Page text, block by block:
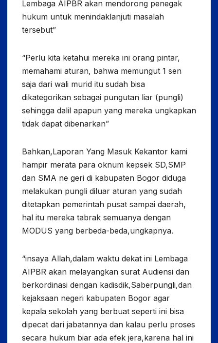
Lembaga AIPBR akan mendorong penegak
hukum untuk menindaklanjuti masalah
tersebut”
“Perlu kita ketahui mereka ini orang pintar,
memahami aturan, bahwa memungut 1 sen
saja dari wali murid itu sudah bisa
dikategorikan sebagai pungutan liar (pungli)
sehingga dalil apapun yang mereka ungkapkan
tidak dapat dibenarkan”
Bahkan,Laporan Yang Masuk Kekantor kami
hampir merata para oknum kepsek SD,SMP
dan SMA ne geri di kabupaten Bogor diduga
melakukan pungli diluar aturan yang sudah
ditetapkan pemerintah pusat sampai daerah,
hal itu mereka tabrak semuanya dengan
MODUS yang berbeda-beda,ungkapnya.
“insaya Allah,dalam waktu dekat ini Lembaga
AIPBR akan melayangkan surat Audiensi dan
berkordinasi dengan kadisdik,Saberpungli,dan
kejaksaan negeri kabupaten Bogor agar
kepala sekolah yang berbuat seperti ini bisa
dipecat dari jabatannya dan kalau perlu proses
secara hukum biar ada efek jera,karena hal ini